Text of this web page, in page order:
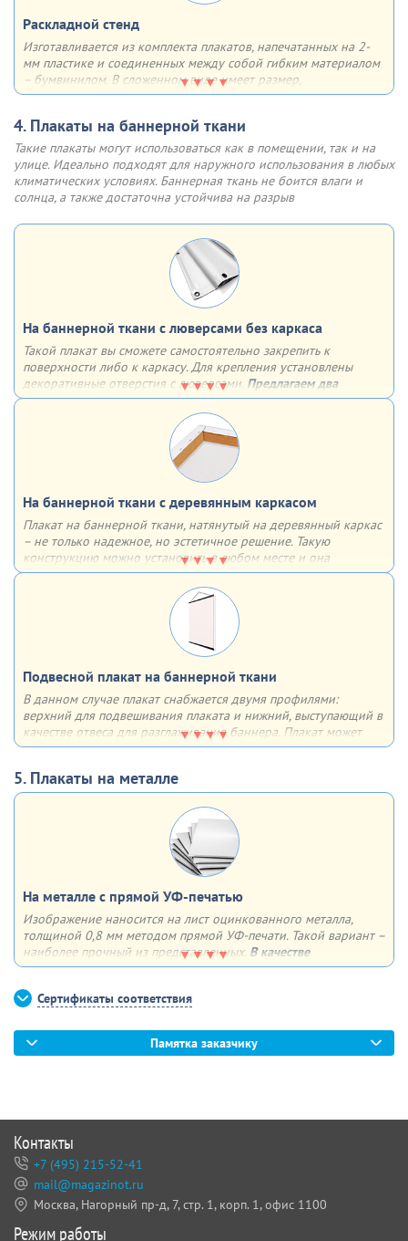
Матово-серебристая рамка из алюминия с анодированным
покрытием имеет множество плюсов - она лёгкая, прочная,
недорогая, быстрая в сборке, устойчивая к солнечным лучам и
воздействию влаги. Отщёлкивающаяся крышка профиля (клик-
система) позволяет быстро менять информацию (плакат,
постер и др.)
Раскладной стенд
Изготавливается из комплекта плакатов, напечатанных на 2-
мм пластике и соединенных между собой гибким материалом
– бумвинилом. В сложенном виде имеет размер,
соответствующий формату одного плаката. Возможны 3
Варианты крепления:
двусторонний скотч
обычные отверстия
отверстия, укрепленные люверсами
4. Плакаты на баннерной ткани
Такие плакаты могут использоваться как в помещении, так и на
улице. Идеально подходят для наружного использования в любых
климатических условиях. Баннерная ткань не боится влаги и
солнца, а также достаточна устойчива на разрыв
На баннерной ткани с люверсами без каркаса
Такой плакат вы сможете самостоятельно закрепить к
поверхности либо к каркасу. Для крепления установлены
декоративные отверстия с люверсами. Предлагаем два
варианта установки люверсов:
с определенным шагом по всему периметру
На баннерной ткани c деревянным каркасом
Плакат на баннерной ткани, натянутый на деревянный каркас
– не только надежное, но эстетичное решение. Такую
конструкцию можно установить в любом месте и она
однозначно привлечет к себе внимание за счет необычного
Подвесной плакат на баннерной ткани
В данном случае плакат снабжается двумя профилями:
верхний для подвешивания плаката и нижний, выступающий в
качестве отвеса для разглаживания баннера. Плакат может
быть как односторонним, так и двусторонним. Плюсы – любой
5. Плакаты на металле
На металле с прямой УФ-печатью
Изображение наносится на лист оцинкованного металла,
толщиной 0,8 мм методом прямой УФ-печати. Такой вариант –
наиболее прочный из представленных. В качестве
дополнительной опцииможем сделать 4 отверстия по углам
Сертификаты соответствия
Памятка заказчику
Контакты
+7 (495) 215-52-41
mail@magazinot.ru
Москва, Нагорный пр-д, 7, стр. 1, корп. 1, офис 1100
Режим работы